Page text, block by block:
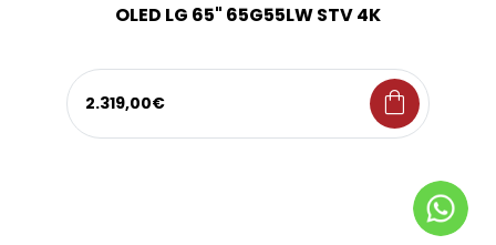
OLED LG 65" 65G55LW STV 4K
2.319,00€ shopping_bag